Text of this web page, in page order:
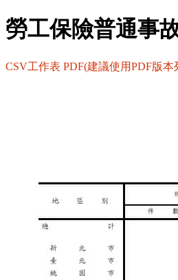
勞工保險普通事
CSV工作表 PDF(建議使用PDF版本